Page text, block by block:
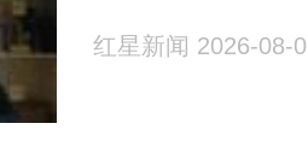
红星新闻 2026-08-